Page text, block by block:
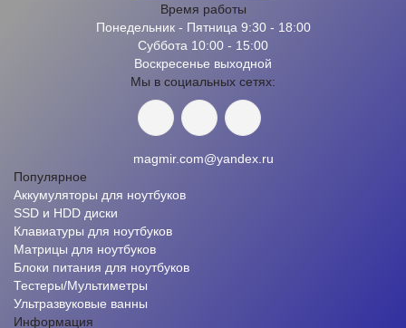
Время работы
Понедельник - Пятница 9:30 - 18:00
Суббота 10:00 - 15:00
Воскресенье выходной
Мы в социальных сетях:
magmir.com@yandex.ru
Популярное
Аккумуляторы для ноутбуков
SSD и HDD диски
Клавиатуры для ноутбуков
Матрицы для ноутбуков
Блоки питания для ноутбуков
Тестеры/Мультиметры
Ультразвуковые ванны
Информация